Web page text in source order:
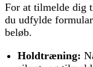
For at tilmelde dig
du udfylde
beløb.
Holdtræning: